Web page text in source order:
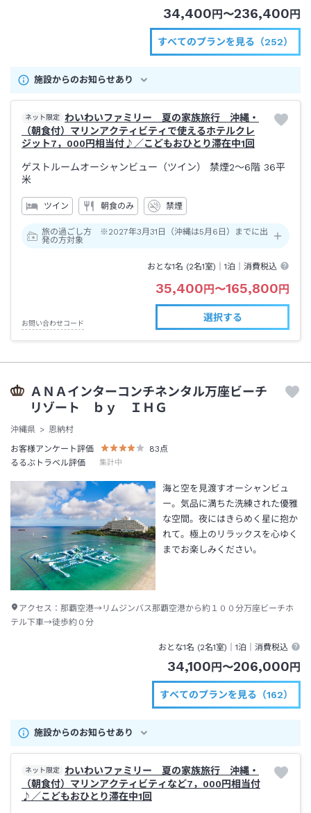
34,400円〜236,400円
すべてのプランを見る（252）
施設からのお知らせあり
ネット限定
わいわいファミリー 夏の家族旅行 沖縄・
（朝食付）マリンアクティビティで使えるホテルクレ
ジット7，000円相当付♪／こどもおひとり滞在中1回
ゲストルームオーシャンビュー（ツイン） 禁煙2～6階 36平
米
ツイン 朝食のみ 禁煙
旅の過ごし方 ※2027年3月31日（沖縄は5月6日）までに出
発の方対象
おとな1名 (2名1室)｜1泊 ｜消費税込
35,400 円 〜165,800 円
お問い合わせコード
選択する
ＡＮＡインターコンチネンタル万座ビーチ
リゾート ｂｙ ＩＨＧ
沖縄県
恩納村
お客様アンケート評価
83点
るるぶトラベル評価
集計中
海と空を見渡すオーシャンビュ
ー。気品に満ちた洗練された優雅
な空間。夜にはきらめく星に抱か
れて。極上のリラックスを心ゆく
までお楽しみください。
アクセス： 那覇空港→リムジンバス那覇空港から約１００分万座ビーチホ
テル下車→徒歩約０分
おとな1名 (2名1室)｜1泊 ｜消費税込
34,100円〜206,000円
すべてのプランを見る（162）
施設からのお知らせあり
ネット限定
わいわいファミリー 夏の家族旅行 沖縄・
（朝食付）マリンアクティビティなど7，000円相当付
♪／こどもおひとり滞在中1回